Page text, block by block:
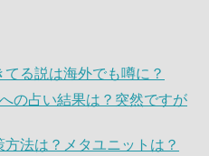
る説は海外でも噂に？
の占い結果は？突然ですが
法は？メタユニットは？